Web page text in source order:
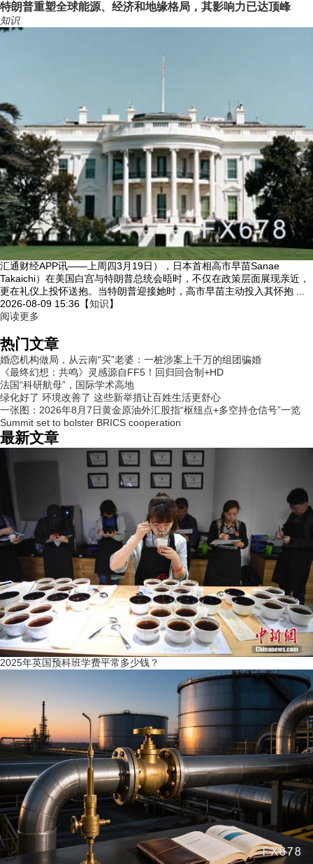
特朗普重塑全球能源、经济和地缘格局，其影响力已达顶峰
知识
汇通财经APP讯——上周四3月19日），日本首相高市早苗Sanae
Takaichi）在美国白宫与特朗普总统会晤时，不仅在政策层面展现亲近，
更在礼仪上投怀送抱。当特朗普迎接她时，高市早苗主动投入其怀抱 ...
2026-08-09 15:36 【知识】
阅读更多
热门文章
婚恋机构做局，从云南“买”老婆：一桩涉案上千万的组团骗婚
《最终幻想：共鸣》灵感源自FF5！回归回合制+HD
法国“科研航母”，国际学术高地
绿化好了 环境改善了 这些新举措让百姓生活更舒心
一张图：2026年8月7日黄金原油外汇股指“枢纽点+多空持仓信号”一览
Summit set to bolster BRICS cooperation
最新文章
2025年英国预科班学费平常多少钱？